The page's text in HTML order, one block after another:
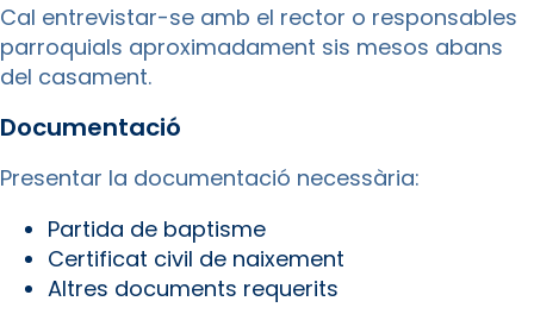
Cal entrevistar-se amb el rector o responsables
parroquials aproximadament sis mesos abans
del casament.
Documentació
Presentar la documentació necessària:
Partida de baptisme
Certificat civil de naixement
Altres documents requerits